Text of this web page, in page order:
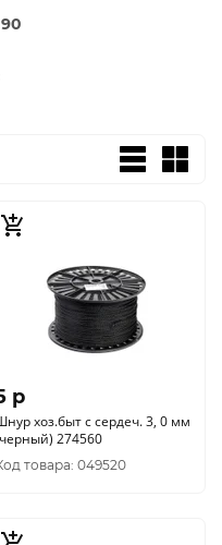
90
p
хоз.быт с сердеч. 3, 0 мм
274560
товара: 049520